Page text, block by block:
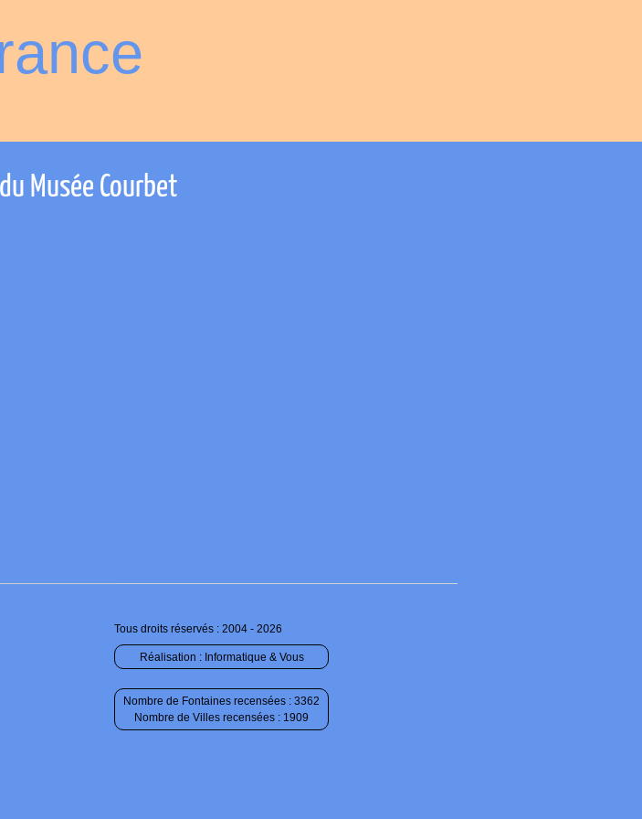
Musée Courbet
Tous droits réservés : 2004 - 2026
Réalisation : Informatique & Vous
Nombre de Fontaines recensées : 3362
Nombre de Villes recensées : 1909